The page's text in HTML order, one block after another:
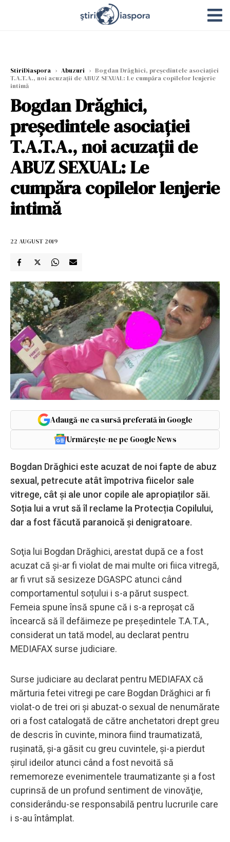
StiriDiaspora › Abuzuri › Bogdan Drăghici, președintele asociației
T.A.T.A., noi acuzații de ABUZ SEXUAL: Le cumpăra copilelor lenjerie
intimă
Bogdan Drăghici,
președintele asociației
T.A.T.A., noi acuzații de
ABUZ SEXUAL: Le
cumpăra copilelor lenjerie
intimă
22 AUGUST 2019
Adaugă-ne ca sursă preferată în Google
Urmărește-ne pe Google News
Bogdan Drăghici este acuzat de noi fapte de abuz
sexual, petrecute atât împotriva fiicelor sale
vitrege, cât și ale unor copile ale apropiaților săi.
Soția lui a vrut să îl reclame la Protecția Copilului,
dar a fost făcută paranoică și denigratoare.
Soţia lui Bogdan Drăghici, arestat după ce a fost
acuzat că şi-ar fi violat de mai multe ori fiica vitregă,
ar fi vrut să sesizeze DGASPC atunci când
comportamentul soțului i s-a părut suspect.
Femeia spune însă spune că i s-a reproşat că
încearcă să îl defăimeze pe preşedintele T.A.T.A.,
considerat un tată model, au declarat pentru
MEDIAFAX surse judiciare.
Surse judiciare au declarat pentru MEDIAFAX că
mărturia fetei vitregi pe care Bogdan Drăghici ar fi
violat-o de trei ori şi abuzat-o sexual de nenumărate
ori a fost catalogată de către anchetatori drept greu
de descris în cuvinte, minora fiind traumatizată,
ruşinată, şi-a găsit cu greu cuvintele, şi-a pierdut
şirul ideilor atunci când a fost nevoită să
rememoreze evenimentele traumatizante şi a fost
cuprinsă de un profund sentiment de vinovăţie,
considerându-se responsabilă pentru lucrurile care
i s-au întâmplat.